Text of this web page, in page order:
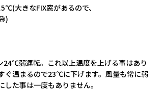
大きなFIX窓があるので、
24℃弱運転。これ以上温度を上げる事はあり
ぐ温まるので23℃に下げます。風量も常に弱
した事は一度もありません。